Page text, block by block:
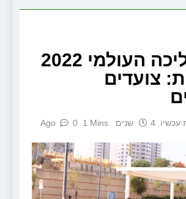
יום ההליכה העולמי 2022
צועדים
עכשיו 4 שנים Ago 0 1 Mins